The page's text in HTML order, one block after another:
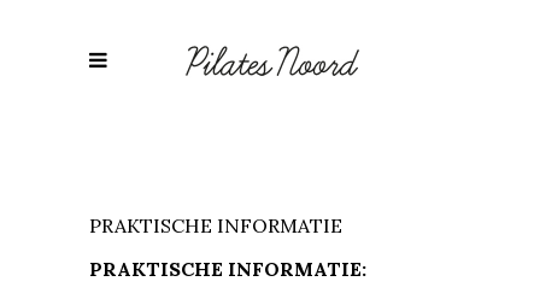
PRAKTISCHE INFORMATIE
PRAKTISCHE INFORMATIE: